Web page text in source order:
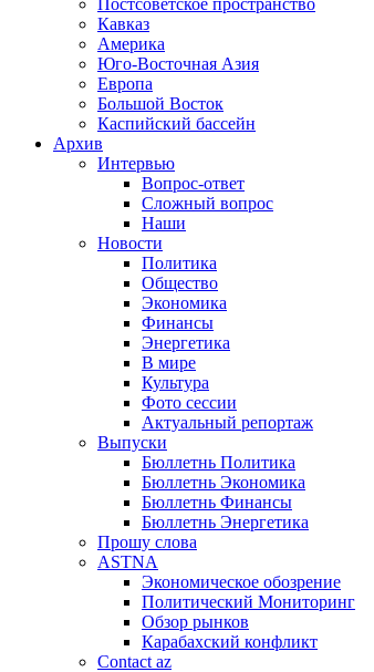
Постсоветское пространство
Кавказ
Америка
Юго-Восточная Азия
Европа
Большой Восток
Каспийский бассейн
Архив
Интервью
Вопрос-ответ
Сложный вопрос
Наши
Новости
Политика
Общество
Экономика
Финансы
Энергетика
В мире
Культура
Фото сессии
Актуальный репортаж
Выпуски
Бюллетнь Политика
Бюллетнь Экономика
Бюллетнь Финансы
Бюллетнь Энергетика
Прошу слова
ASTNA
Экономическое обозрение
Политический Мониторинг
Обзор рынков
Карабахский конфликт
Contact az